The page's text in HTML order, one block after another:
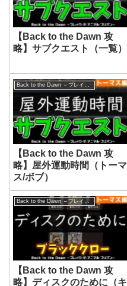
【Back to the Dawn 攻
略】サブクエスト（一覧）
【Back to the Dawn 攻
略】屋外運動時間（トーマ
ス/ボブ）
Back to the Dawn ～ブレイク･ザ･アニマル･プリズン～
【Back to the Dawn 攻
略】ディスクのために（キ